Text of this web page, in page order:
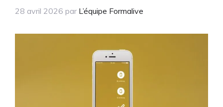
28 avril 2026 par L’équipe Formalive